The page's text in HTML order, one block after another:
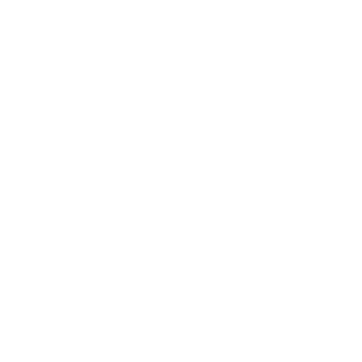
и вездесущая
Фабрицио Креспи. Его
шубой» с крабами.
авторская деталь –